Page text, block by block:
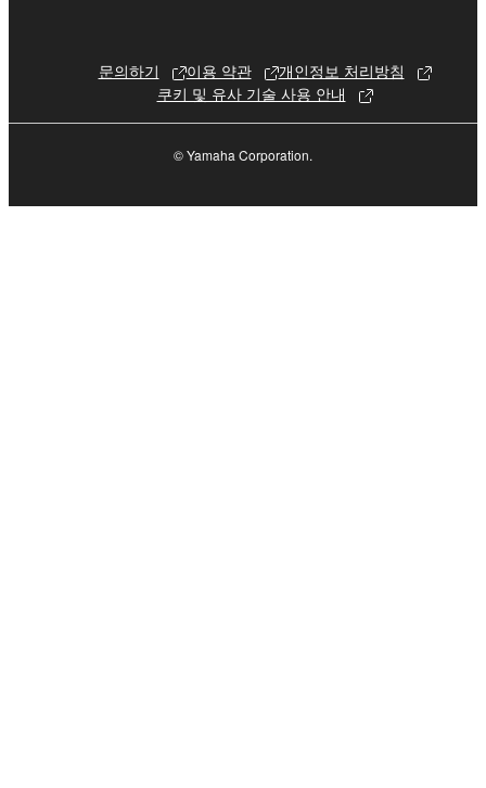
문의하기 이용 약관
개인정보 처리방침
쿠키 및 유사 기술 사용 안내
© Yamaha Corporation.